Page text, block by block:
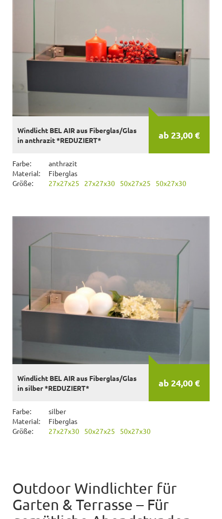
ab 23,00 €
Windlicht BEL AIR aus Fiberglas/Glas
in anthrazit *REDUZIERT*
Farbe:
anthrazit
Material:
Fiberglas
Größe:
27x27x25 27x27x30 50x27x25 50x27x30
ab 24,00 €
Windlicht BEL AIR aus Fiberglas/Glas
in silber *REDUZIERT*
Farbe:
silber
Material:
Fiberglas
Größe:
27x27x30 50x27x25 50x27x30
Outdoor Windlichter für
Garten & Terrasse – Für